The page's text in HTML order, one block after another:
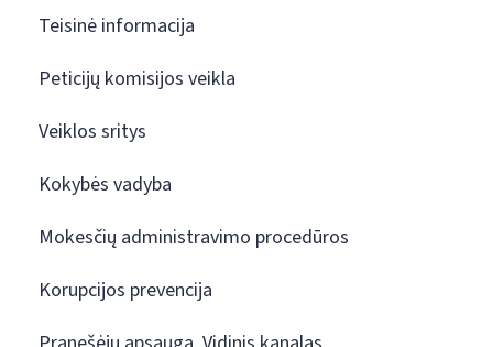
Teisinė informacija
Peticijų komisijos veikla
Veiklos sritys
Kokybės vadyba
Mokesčių administravimo procedūros
Korupcijos prevencija